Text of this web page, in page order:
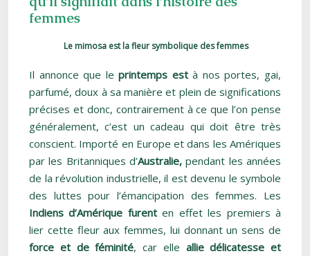
femmes
Le mimosa est la fleur symbolique des femmes
Il annonce que leprintemps està nos portes, gai,
parfumé, doux à sa manière et plein de significations
précises et donc, contrairement à ce que l’on pense
généralement, c’est un cadeau qui doit être très
conscient. Importé en Europe et dans les Amériques
par les Britanniques d’Australie, pendant les années
de la révolution industrielle, il est devenu le symbole
des luttes pour l’émancipation des femmes. Les
Indiens d’Amérique furenten effet les premiers à
lier cette fleur aux femmes, lui donnant un sens de
force et de féminité, car elle allie délicatesse et